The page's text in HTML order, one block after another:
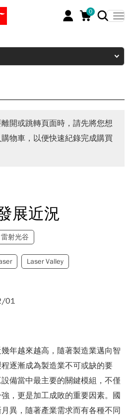
0
開或跳轉頁面時，請先將您想
物車，以便快速紀錄完成購買
展近況
雷射光谷
Laser Valley
01
年越來越高，隨著製造業邁向智
逐漸成為製造業不可或缺的要
備當中最主要的關鍵模組，不僅
，更是加工成敗的重要因素。國
異，隨著產業需求而有各種不同